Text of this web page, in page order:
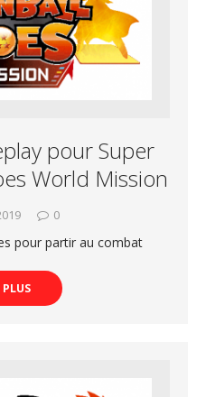
pour Super
World Mission
0
pour partir au combat
PLUS